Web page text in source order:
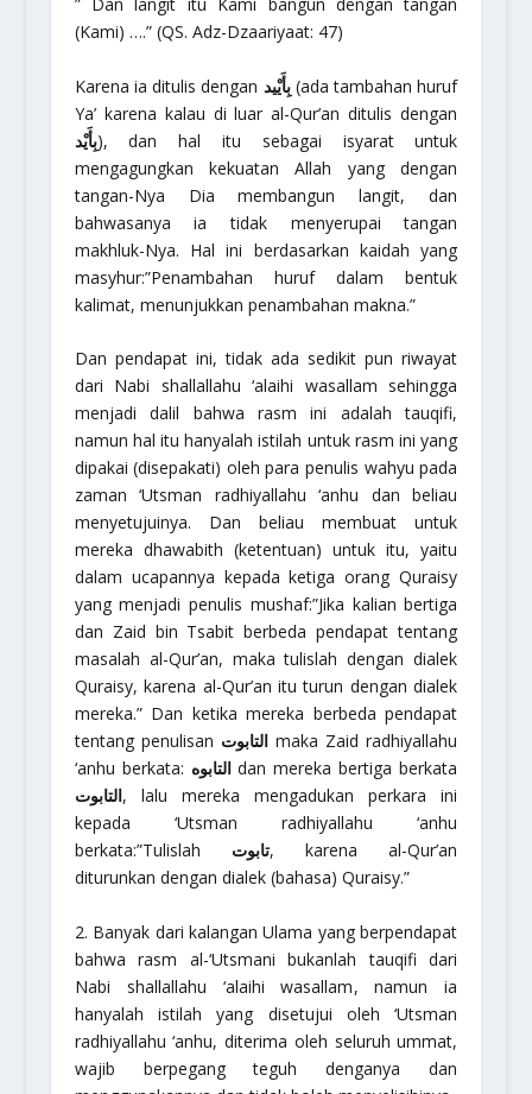
” Dan langit itu Kami bangun dengan tangan
(Kami) ….”(QS. Adz-Dzaariyaat: 47)
Karena ia ditulis dengan بِأَيْيد(ada tambahan huruf
Ya’ karena kalau di luar al-Qur’an ditulis dengan
بِأَيْد), dan hal itu sebagai isyarat untuk
mengagungkan kekuatan Allah yang dengan
tangan-Nya Dia membangun langit, dan
bahwasanya ia tidak menyerupai tangan
makhluk-Nya. Hal ini berdasarkan kaidah yang
masyhur:”Penambahan huruf dalam bentuk
kalimat, menunjukkan penambahan makna.”
Dan pendapat ini, tidak ada sedikit pun riwayat
dari Nabi shallallahu ‘alaihi wasallam sehingga
menjadi dalil bahwa rasm ini adalahtauqifi,
namun hal itu hanyalah istilah untuk rasm ini yang
dipakai (disepakati) oleh para penulis wahyu pada
zaman ‘Utsman radhiyallahu ‘anhu dan beliau
menyetujuinya. Dan beliau membuat untuk
mereka dhawabith (ketentuan) untuk itu, yaitu
dalam ucapannya kepada ketiga orang Quraisy
yang menjadi penulis mushaf:”Jika kalian bertiga
dan Zaid bin Tsabit berbeda pendapat tentang
masalah al-Qur’an, maka tulislah dengan dialek
Quraisy, karena al-Qur’an itu turun dengan dialek
mereka.”Dan ketika mereka berbeda pendapat
tentang penulisan التابوتmaka Zaidradhiyallahu
‘anhu berkata: التابوهdan mereka bertiga berkata
التابوت, lalu mereka mengadukan perkara ini
kepada ‘Utsmanradhiyallahu ‘anhu
berkata:”Tulislah تابوت, karena al-Qur’an
diturunkan dengan dialek (bahasa) Quraisy.”
2. Banyak dari kalangan Ulama yang berpendapat
bahwarasm al-‘Utsmani bukanlahtauqifi dari
Nabi shallallahu ‘alaihi wasallam, namun ia
hanyalah istilah yang disetujui oleh ‘Utsman
radhiyallahu ‘anhu, diterima oleh seluruh ummat,
wajib berpegang teguh denganya dan